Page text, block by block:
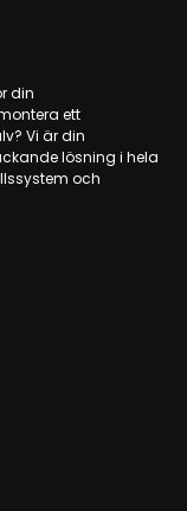
din
ett
Vi är din
lösning i hela
och